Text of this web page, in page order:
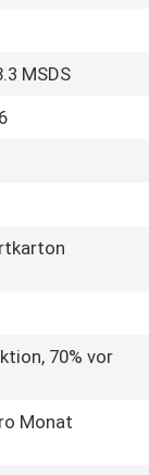
MSDS
70% vor
Monat